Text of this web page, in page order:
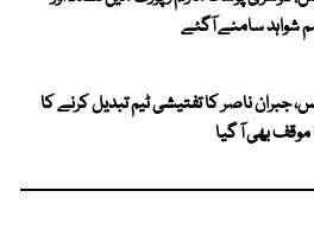
شواہد سامنے آگئے
جبران ناصر کا تفتیشی ٹیم تبدیل کرنے کا
موقف بھی آ گیا